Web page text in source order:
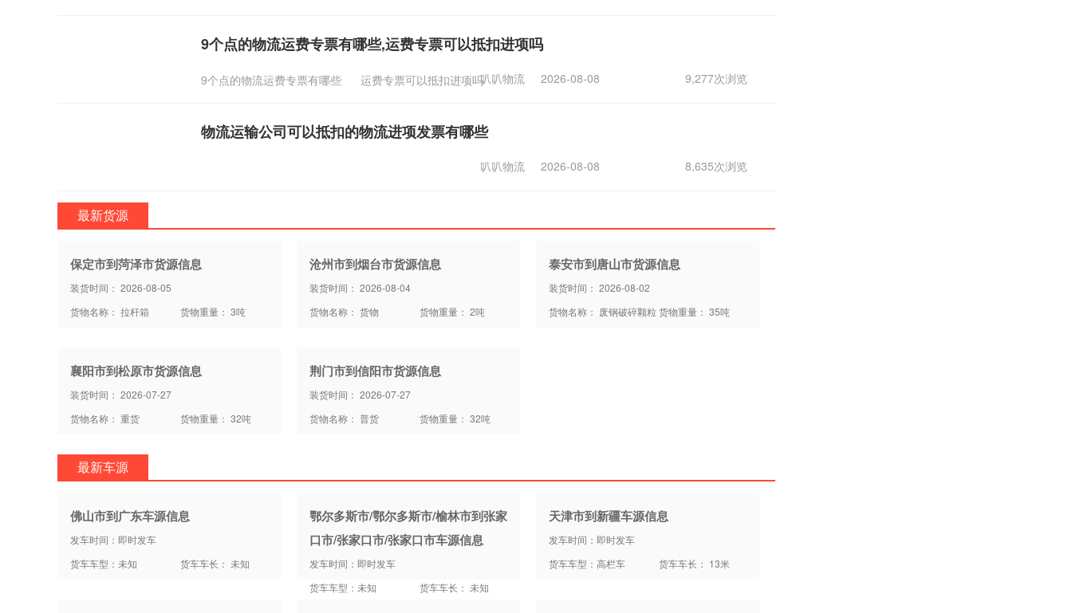
9个点的物流运费专票有哪些,运费专票可以抵扣进项吗
9个点的物流运费专票有哪些 运费专票可以抵扣进项吗叭叭物流 2026-08-08 9,277次浏览
物流运输公司可以抵扣的物流进项发票有哪些
叭叭物流 2026-08-08 8,635次浏览
最新货源
保定市到菏泽市货源信息
装货时间： 2026-08-05
货物名称： 拉杆箱
货物重量： 3吨
沧州市到烟台市货源信息
装货时间： 2026-08-04
货物名称： 货物
货物重量： 2吨
泰安市到唐山市货源信息
装货时间： 2026-08-02
货物名称： 废钢破碎颗粒货物重量： 35吨
襄阳市到松原市货源信息
装货时间： 2026-07-27
货物名称： 重货
货物重量： 32吨
荆门市到信阳市货源信息
装货时间： 2026-07-27
货物名称： 普货
货物重量： 32吨
最新车源
佛山市到广东车源信息
发车时间：即时发车
货车车型：未知
货车车长： 未知
鄂尔多斯市/鄂尔多斯市/榆林市到张家
口市/张家口市/张家口市车源信息
发车时间：即时发车
货车车型：未知
货车车长： 未知
天津市到新疆车源信息
发车时间：即时发车
货车车型：高栏车
货车车长： 13米